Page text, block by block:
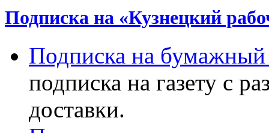
Подписка на «Кузнецкий
Подписка на бумажный
подписка на газету с
доставки.